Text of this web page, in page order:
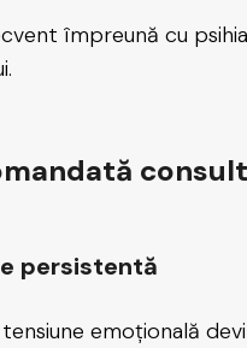
împreună cu
persistentă
emoțională